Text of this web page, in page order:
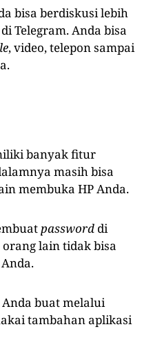
bisa berdiskusi lebih
Telegram. Anda bisa
, video, telepon sampai
banyak fitur
masih bisa
membuka HP Anda.
password di
lain tidak bisa
buat melalui
tambahan aplikasi